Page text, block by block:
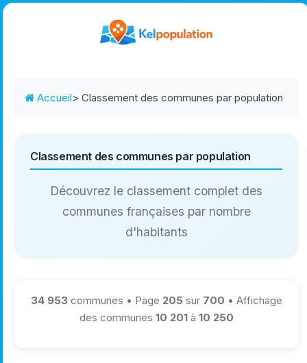
Accueil> Classement des communes par population
Classement des communes par population
Découvrez le classement complet des
communes françaises par nombre
d'habitants
34 953communes • Page 205sur 700 • Affichage
des communes 10 201à 10 250